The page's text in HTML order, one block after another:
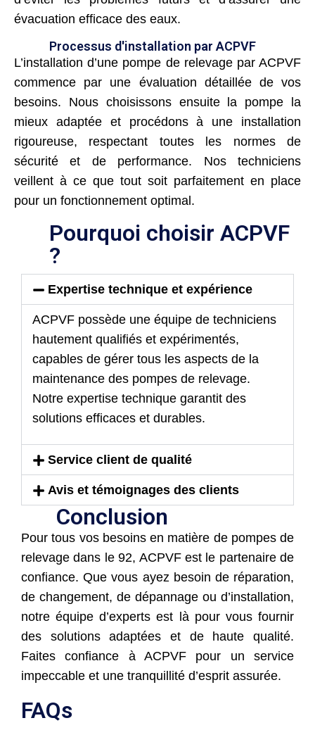
évacuation efficace des eaux.
Processus d'installation par ACPVF
L’installation d’une pompe de relevage par ACPVF
commence par une évaluation détaillée de vos
besoins. Nous choisissons ensuite la pompe la
mieux adaptée et procédons à une installation
rigoureuse, respectant toutes les normes de
sécurité et de performance. Nos techniciens
veillent à ce que tout soit parfaitement en place
pour un fonctionnement optimal.
Pourquoi choisir ACPVF
?
Expertise technique et expérience
ACPVF possède une équipe de techniciens
hautement qualifiés et expérimentés,
capables de gérer tous les aspects de la
maintenance des pompes de relevage.
Notre expertise technique garantit des
solutions efficaces et durables.
Service client de qualité
Avis et témoignages des clients
Conclusion
Pour tous vos besoins en matière de pompes de
relevage dans le 92, ACPVF est le partenaire de
confiance. Que vous ayez besoin de réparation,
de changement, de dépannage ou d’installation,
notre équipe d’experts est là pour vous fournir
des solutions adaptées et de haute qualité.
Faites confiance à ACPVF pour un service
impeccable et une tranquillité d’esprit assurée.
FAQs